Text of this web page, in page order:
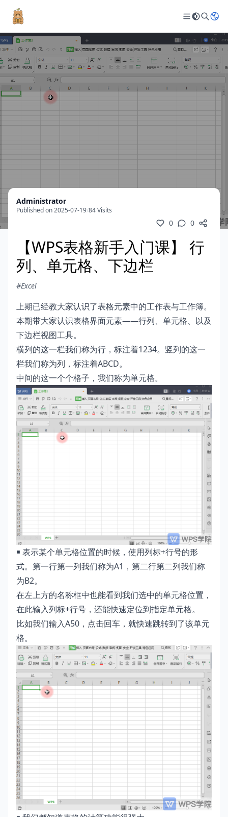
Administrator
Published on 2025-07-19/84 Visits
0 0
【WPS表格新手入门课】 行
列、单元格、下边栏
#Excel
上期已经教大家认识了表格元素中的工作表与工作簿。
本期带大家认识表格界面元素——行列、单元格、以及
下边栏视图工具。
横列的这一栏我们称为行，标注着1234。竖列的这一
栏我们称为列，标注着ABCD。
中间的这一个个格子，我们称为单元格。
￭ 表示某个单元格位置的时候，使用列标+行号的形
式。第一行第一列我们称为A1，第二行第二列我们称
为B2。
在左上方的名称框中也能看到我们选中的单元格位置，
在此输入列标+行号，还能快速定位到指定单元格。
比如我们输入A50，点击回车，就快速跳转到了该单元
格。